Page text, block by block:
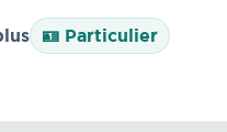
🪪 Particulier